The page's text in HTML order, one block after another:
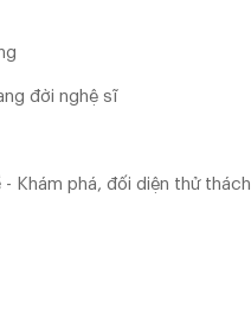
đời nghệ sĩ
Khám phá, đối diện thử thách